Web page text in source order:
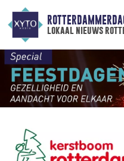
lokaal nieuws